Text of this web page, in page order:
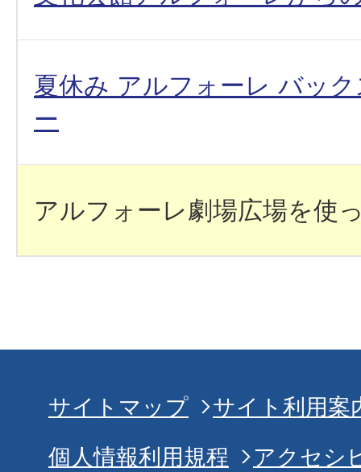
夏休み アルフォーレ バッ
ー
アルフォーレ劇場広場を使
サイトマップ
サイト利用案
個人情報利用規程
アクセシ